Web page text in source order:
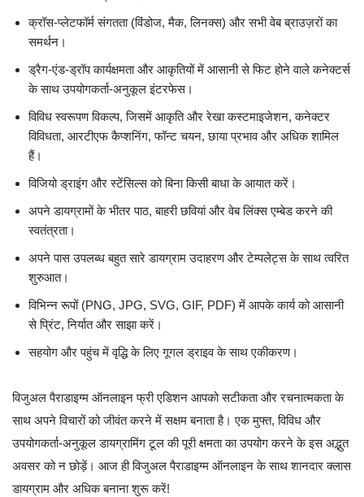
क्रॉस-प्लेटफॉर्म संगतता (विंडोज, मैक, लिनक्स) और सभी वेब ब्राउज़रों का
समर्थन।
ड्रैग-एंड-ड्रॉप कार्यक्षमता और आकृतियों में आसानी से फिट होने वाले कनेक्टर्स
के साथ उपयोगकर्ता-अनुकूल इंटरफेस।
विविध स्वरूपण विकल्प, जिसमें आकृति और रेखा कस्टमाइजेशन, कनेक्टर
विविधता, आरटीएफ कैप्शनिंग, फॉन्ट चयन, छाया प्रभाव और अधिक शामिल
हैं।
विजियो ड्राइंग और स्टेंसिल्स को बिना किसी बाधा के आयात करें।
अपने डायग्रामों के भीतर पाठ, बाहरी छवियां और वेब लिंक्स एम्बेड करने की
स्वतंत्रता।
अपने पास उपलब्ध बहुत सारे डायग्राम उदाहरण और टेम्पलेट्स के साथ त्वरित
शुरुआत।
विभिन्न रूपों (PNG, JPG, SVG, GIF, PDF) में आपके कार्य को आसानी
से प्रिंट, निर्यात और साझा करें।
सहयोग और पहुंच में वृद्धि के लिए गूगल ड्राइव के साथ एकीकरण।
विजुअल पैराडाइग्म ऑनलाइन फ्री एडिशन आपको सटीकता और रचनात्मकता के
साथ अपने विचारों को जीवंत करने में सक्षम बनाता है। एक मुफ्त, विविध और
उपयोगकर्ता-अनुकूल डायग्रामिंग टूल की पूरी क्षमता का उपयोग करने के इस अद्भुत
अवसर को न छोड़ें। आज ही विजुअल पैराडाइग्म ऑनलाइन के साथ शानदार क्लास
डायग्राम और अधिक बनाना शुरू करें!